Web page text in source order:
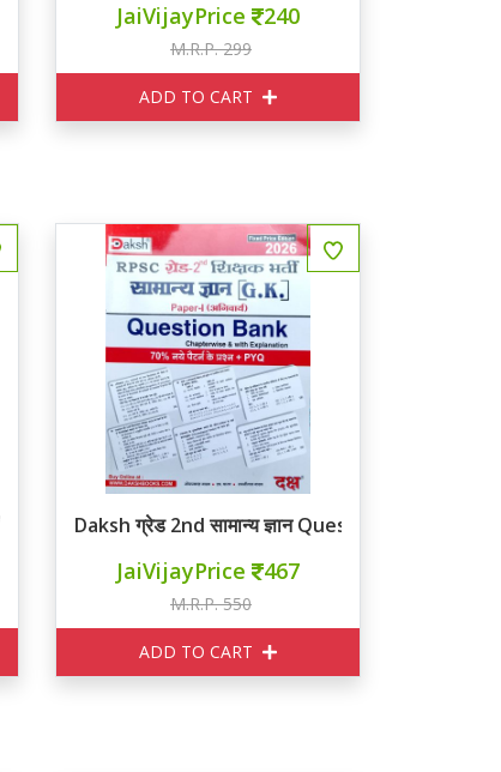
JaiVijayPrice 240
M.R.P. 299
ADD TO CART
Daksh ग्रेड 2nd सामान्य ज्ञान Question Bank
JaiVijayPrice 467
M.R.P. 550
ADD TO CART